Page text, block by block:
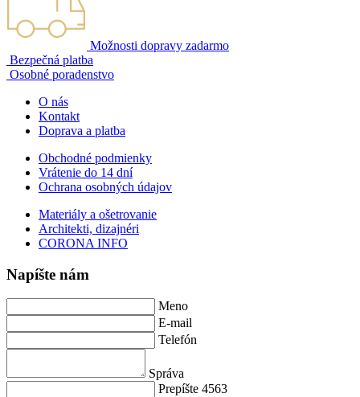
Možnosti dopravy zadarmo
Bezpečná platba
Osobné poradenstvo
O nás
Kontakt
Doprava a platba
Obchodné podmienky
Vrátenie do 14 dní
Ochrana osobných údajov
Materiály a ošetrovanie
Architekti, dizajnéri
CORONA INFO
Napíšte nám
Meno
E-mail
Telefón
Správa
Prepíšte 4563